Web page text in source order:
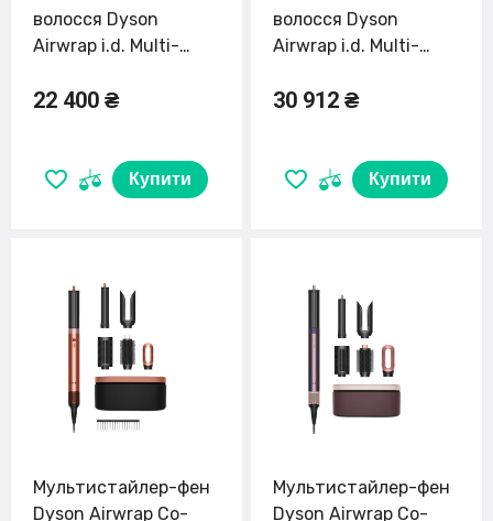
волосся Dyson
Airwrap i.d. Multi-
Straight to Wavy -
22 400 ₴
Купити
волосся Dyson
Airwrap i.d. Multi-
Straight to Wavy -
(560767-01) EU
30 912 ₴
Купити
Мультистайлер-фен
Dyson Airwrap Co-
Мультистайлер-фен
Dyson Airwrap Co-